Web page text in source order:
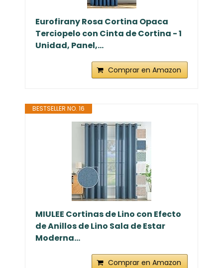
Eurofirany Rosa Cortina Opaca
Terciopelo con Cinta de Cortina - 1
Unidad, Panel,...
Comprar en Amazon
BESTSELLER NO. 16
MIULEE Cortinas de Lino con Efecto
de Anillos de Lino Sala de Estar
Moderna...
Comprar en Amazon